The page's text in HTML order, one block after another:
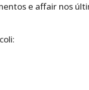
e affair nos